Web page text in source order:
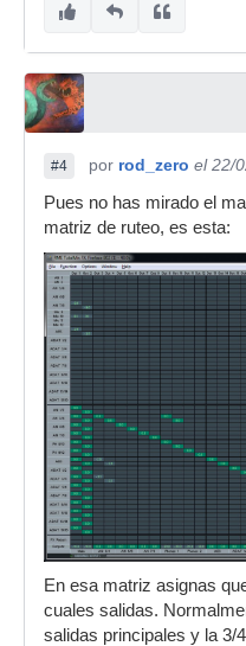
#4 por rod_zero el 22/
Pues no has mirado el
matriz de ruteo, es esta:
En esa matriz asignas
cuales salidas.
salidas principales y la 3/